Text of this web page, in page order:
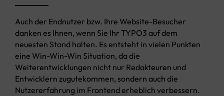
Auch der Endnutzer bzw. Ihre Website-Besucher
danken es Ihnen, wenn Sie Ihr TYPO3 auf dem
neuesten Stand halten. Es entsteht in vielen Punkten
eine Win-Win-Win Situation, da die
Weiterentwicklungen nicht nur Redakteuren und
Entwicklern zugutekommen, sondern auch die
Nutzererfahrung im Frontend erheblich verbessern.